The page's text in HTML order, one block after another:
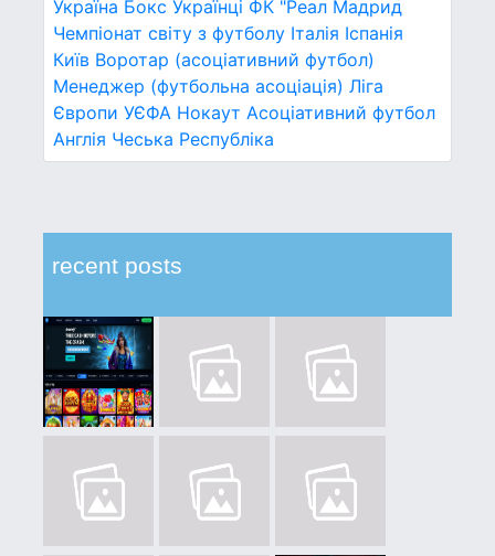
Україна Бокс Українці ФК "Реал Мадрид
Чемпіонат світу з футболу Італія Іспанія
Київ Воротар (асоціативний футбол)
Менеджер (футбольна асоціація) Ліга
Європи УЄФА Нокаут Асоціативний футбол
Англія Чеська Республіка
recent posts